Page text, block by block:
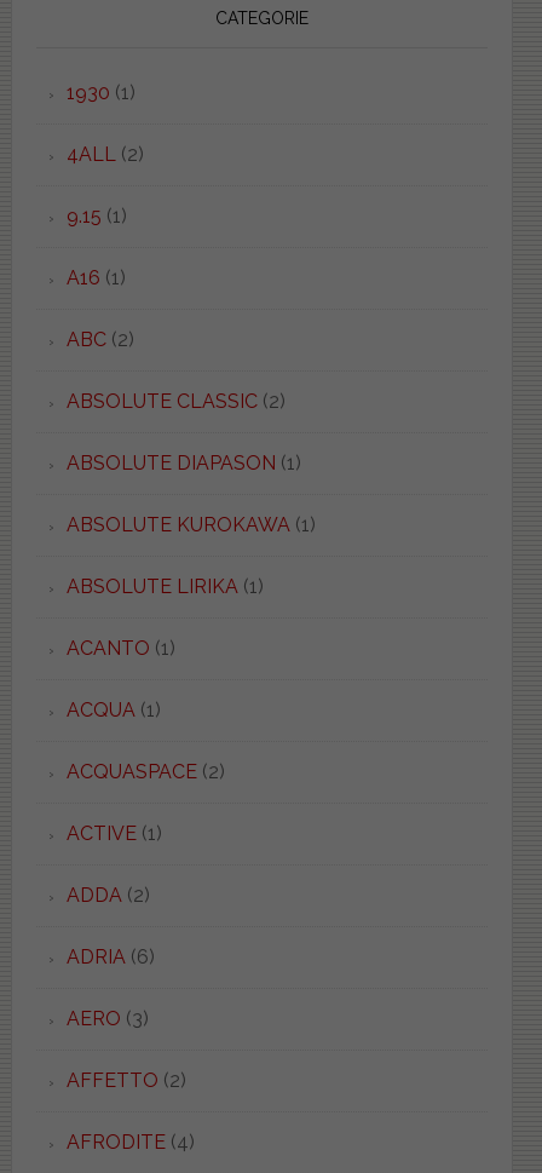
CATEGORIE
1930 (1)
4ALL (2)
9.15 (1)
A16 (1)
ABC(2)
ABSOLUTE CLASSIC(2)
ABSOLUTE DIAPASON (1)
ABSOLUTE KUROKAWA (1)
ABSOLUTE LIRIKA (1)
ACANTO (1)
ACQUA (1)
ACQUASPACE(2)
ACTIVE(1)
ADDA (2)
ADRIA (6)
AERO (3)
AFFETTO (2)
AFRODITE(4)